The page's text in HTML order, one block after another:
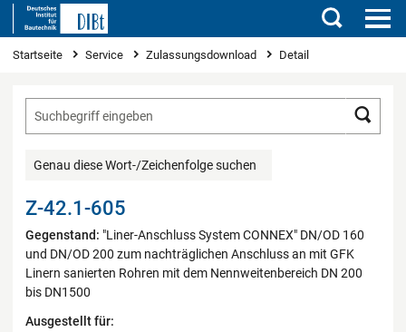
Suchen
Sie sind hier
Startseite Service Zulassungsdownload Detail
Genau diese Wort-/Zeichenfolge suchen
Z-42.1-605
Gegenstand: "Liner-Anschluss System CONNEX" DN/OD 160
und DN/OD 200 zum nachträglichen Anschluss an mit GFK
Linern sanierten Rohren mit dem Nennweitenbereich DN 200
bis DN1500
Ausgestellt für: